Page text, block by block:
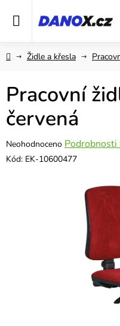
DomůŽidle a křesla
Pracovní
červená
Průměrné
hodnocení
Neohodnoceno Podrobnosti
Kód: EK-10600477